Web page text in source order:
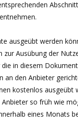
ausgeübt werden
zur Ausübung der
in diesem
an den Anbieter
kostenlos ausgeübt
so früh wie
eines Monats